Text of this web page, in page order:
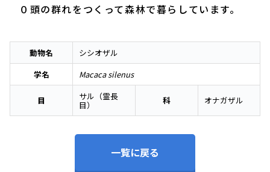
０頭の群れをつくって森林で暮らしています。
動物名
シシオザル
学名
Macaca silenus
目 サル（霊長
目） 科 オナガザル
一覧に戻る